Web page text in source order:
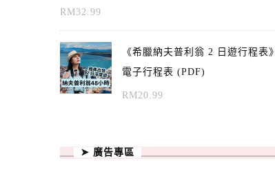
RM32.99
《希臘納夫普利翁 2 日遊行程表》
電子行程表 (PDF)
RM20.99
➤ 廣告專區